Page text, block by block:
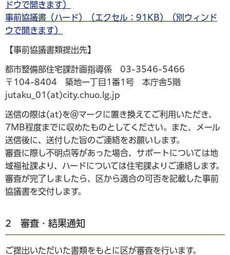
ドウで開きます）
事前協議書（ハード）（エクセル：91KB）（別ウィンド
ウで開きます）
【事前協議書類提出先】
都市整備部住宅課計画指導係 03-3546-5466
〒104-8404 築地一丁目1番1号 本庁舎5階
jutaku_01(at)city.chuo.lg.jp
送信の際は(at)を＠マークに置き換えてご利用いただき、
7MB程度までに収めたものとしてください。また、メール
送信後に、送付した旨のご連絡をお願いします。
審査に際し不明点等があった場合、サポートについては地
域福祉課より、ハードについては住宅課よりご連絡します。
審査が完了しましたら、区から適合の可否を記載した事前
協議書を交付します。
2 審査・結果通知
ご提出いただいた書類をもとに区が審査を行います。